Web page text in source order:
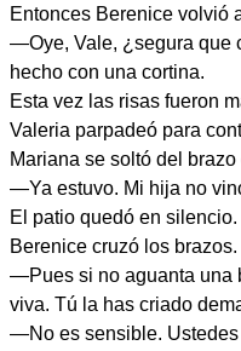
Entonces Berenice volvió
—Oye, Vale, ¿segura que
hecho con una cortina.
Esta vez las risas fueron
Valeria parpadeó para
Mariana se soltó del brazo
—Ya estuvo. Mi hija no
El patio quedó en silencio.
Berenice cruzó los brazos.
—Pues si no aguanta una
viva. Tú la has criado
—No es sensible. Ustedes